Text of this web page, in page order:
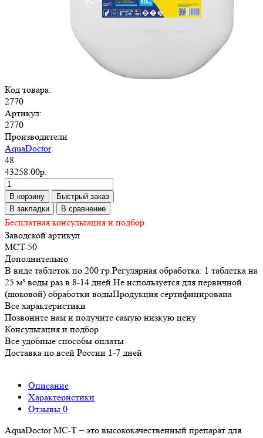
Код товара:
2770
Артикул:
2770
Производители
AquaDoctor
48
43258.00р.
В корзину
Быстрый заказ
В закладки
В сравнение
Бесплатная консультация и подбор
Заводской артикул
MCT-50
Дополнительно
В виде таблеток по 200 гр.Регулярная обработка: 1 таблетка на
25 м³ воды раз в 8-14 дней.Не используется для первичной
(шоковой) обработки водыПродукция сертифицирована
Все характеристики
Позвоните нам и получите самую низкую цену
Консультация и подбор
Все удобные способы оплаты
Доставка по всей России 1-7 дней
Описание
Характеристики
Отзывы 0
AquaDoctor MC-T – это высококачественный препарат для